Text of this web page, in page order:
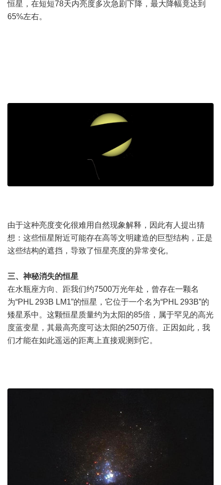
恒星，在短短78天内亮度多次急剧下降，最大降幅竟达到
65%左右。
由于这种亮度变化很难用自然现象解释，因此有人提出猜
想：这些恒星附近可能存在高等文明建造的巨型结构，正是
这些结构的遮挡，导致了恒星亮度的异常变化。
三、神秘消失的恒星
在水瓶座方向、距我们约7500万光年处，曾存在一颗名
为“PHL 293B LM1”的恒星，它位于一个名为“PHL 293B”的
矮星系中。这颗恒星质量约为太阳的85倍，属于罕见的高光
度蓝变星，其最高亮度可达太阳的250万倍。正因如此，我
们才能在如此遥远的距离上直接观测到它。